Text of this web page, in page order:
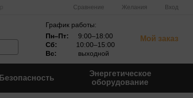
Сравнение Желания Вход
График работы:
Пн–Пт:
9:00–18:00
Сб:
10:00–15:00
Вс:
выходной
Мой заказ
Безопасность
Энергетическое
оборудование